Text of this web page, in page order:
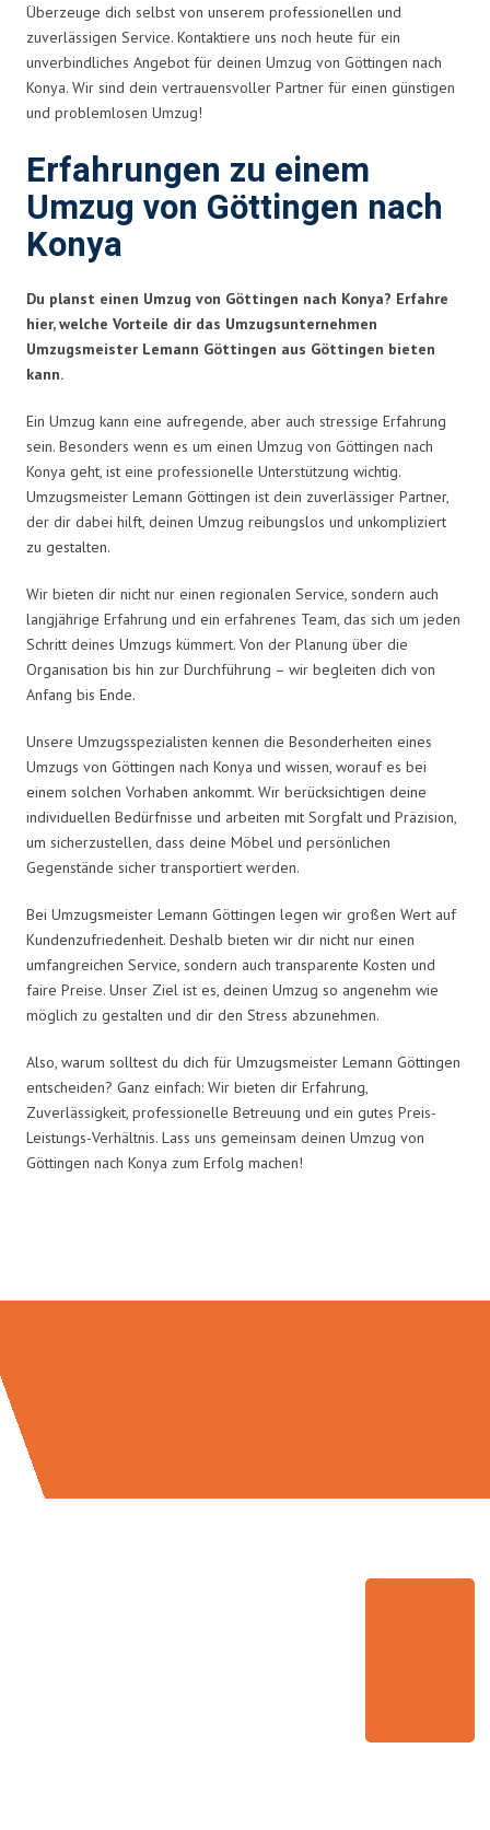
Überzeuge dich selbst von unserem professionellen und
zuverlässigen Service. Kontaktiere uns noch heute für ein
unverbindliches Angebot für deinen Umzug von Göttingen nach
Konya. Wir sind dein vertrauensvoller Partner für einen günstigen
und problemlosen Umzug!
Erfahrungen zu einem
Umzug von Göttingen nach
Konya
Du planst einen Umzug von Göttingen nach Konya? Erfahre
hier, welche Vorteile dir das Umzugsunternehmen
Umzugsmeister Lemann Göttingen aus Göttingen bieten
kann.
Ein Umzug kann eine aufregende, aber auch stressige Erfahrung
sein. Besonders wenn es um einen Umzug von Göttingen nach
Konya geht, ist eine professionelle Unterstützung wichtig.
Umzugsmeister Lemann Göttingen ist dein zuverlässiger Partner,
der dir dabei hilft, deinen Umzug reibungslos und unkompliziert
zu gestalten.
Wir bieten dir nicht nur einen regionalen Service, sondern auch
langjährige Erfahrung und ein erfahrenes Team, das sich um jeden
Schritt deines Umzugs kümmert. Von der Planung über die
Organisation bis hin zur Durchführung – wir begleiten dich von
Anfang bis Ende.
Unsere Umzugsspezialisten kennen die Besonderheiten eines
Umzugs von Göttingen nach Konya und wissen, worauf es bei
einem solchen Vorhaben ankommt. Wir berücksichtigen deine
individuellen Bedürfnisse und arbeiten mit Sorgfalt und Präzision,
um sicherzustellen, dass deine Möbel und persönlichen
Gegenstände sicher transportiert werden.
Bei Umzugsmeister Lemann Göttingen legen wir großen Wert auf
Kundenzufriedenheit. Deshalb bieten wir dir nicht nur einen
umfangreichen Service, sondern auch transparente Kosten und
faire Preise. Unser Ziel ist es, deinen Umzug so angenehm wie
möglich zu gestalten und dir den Stress abzunehmen.
Also, warum solltest du dich für Umzugsmeister Lemann Göttingen
entscheiden? Ganz einfach: Wir bieten dir Erfahrung,
Zuverlässigkeit, professionelle Betreuung und ein gutes Preis-
Leistungs-Verhältnis. Lass uns gemeinsam deinen Umzug von
Göttingen nach Konya zum Erfolg machen!